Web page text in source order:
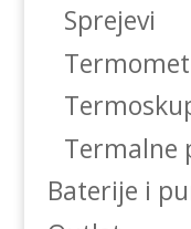
Sprejevi
Termalne
Baterije i